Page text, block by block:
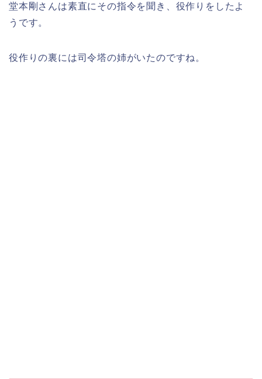
堂本剛さんは素直にその指令を聞き、役作りをしたよ
うです。
役作りの裏には司令塔の姉がいたのですね。